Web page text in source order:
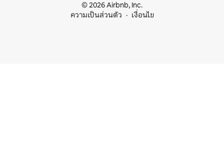
© 2026 Airbnb, Inc.
ความเป็นส่วนตัว
เงื่อนไข